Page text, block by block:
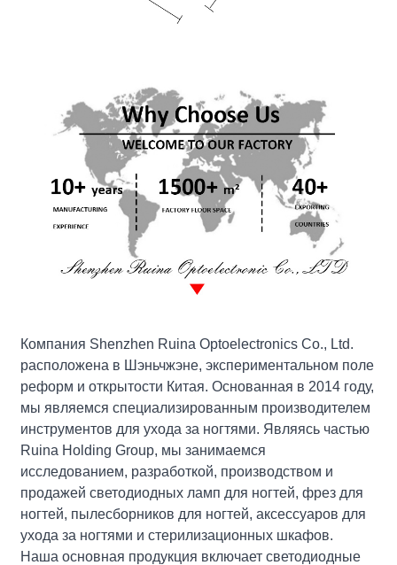
Компания Shenzhen Ruina Optoelectronics Co., Ltd.
расположена в Шэньчжэне, экспериментальном поле
реформ и открытости Китая. Основанная в 2014 году,
мы являемся специализированным производителем
инструментов для ухода за ногтями. Являясь частью
Ruina Holding Group, мы занимаемся
исследованием, разработкой, производством и
продажей светодиодных ламп для ногтей, фрез для
ногтей, пылесборников для ногтей, аксессуаров для
ухода за ногтями и стерилизационных шкафов.
Наша основная продукция включает светодиодные